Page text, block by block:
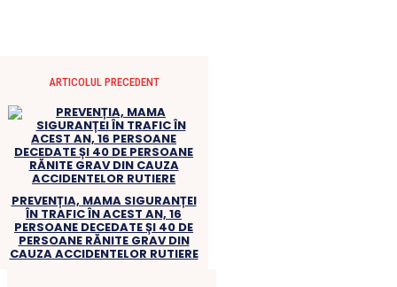
ARTICOLUL PRECEDENT
PREVENȚIA, MAMA SIGURANȚEI
ÎN TRAFIC ÎN ACEST AN, 16
PERSOANE DECEDATE ȘI 40 DE
PERSOANE RĂNITE GRAV DIN
CAUZA ACCIDENTELOR RUTIERE